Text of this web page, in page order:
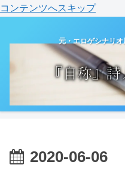
コンテンツへスキップ
元・エロゲシナリ
2020-06-06